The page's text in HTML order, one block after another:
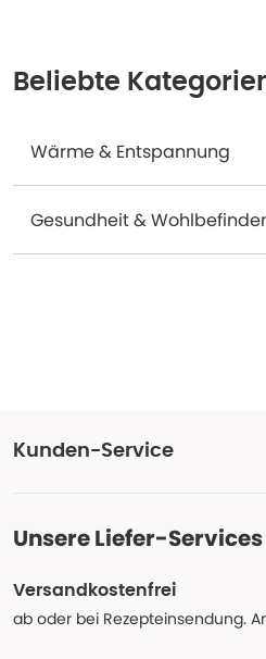
Beliebte
Wärme & Entspannung
Gesundheit &
Kunden-Service
Unsere Liefer-Services
Versandkostenfrei
ab oder bei Rezepteinsendung.